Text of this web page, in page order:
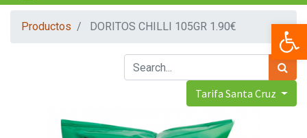
Productos DORITOS CHILLI 105GR 1.90€
Tarifa Santa Cruz